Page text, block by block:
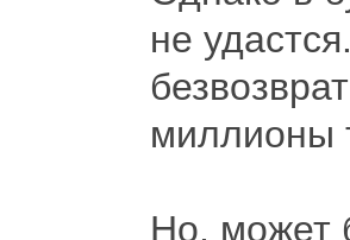
не
миллионы
Но, может